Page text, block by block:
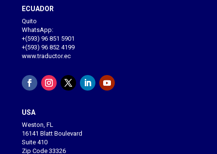
ECUADOR
Quito
WhatsApp:
+(593) 96 851 5901
+(593) 96 852 4199
www.traductor.ec
USA
Weston, FL
16141 Blatt Boulevard
Suite 410
Zip Code 33326